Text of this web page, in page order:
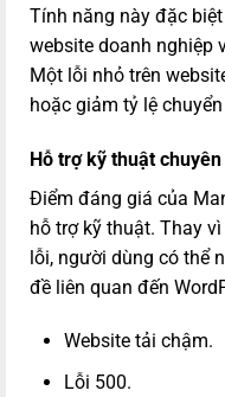
Tính năng này đặc
website doanh nghiệp
Một lỗi nhỏ trên
hoặc giảm tỷ lệ
Hỗ trợ kỹ thuật
Điểm đáng giá của
hỗ trợ kỹ thuật. Thay
lỗi, người dùng có thể
đề liên quan đến
Website tải chậm.
Lỗi 500.